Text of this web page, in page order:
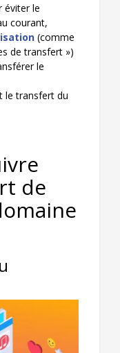
éviter le
courant,
(comme
de transfert »)
le
le transfert du
de